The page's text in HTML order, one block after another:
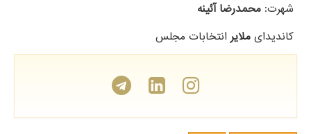
شهرت: محمدرضا آئینه
کاندیدای ملایر انتخابات مجلس